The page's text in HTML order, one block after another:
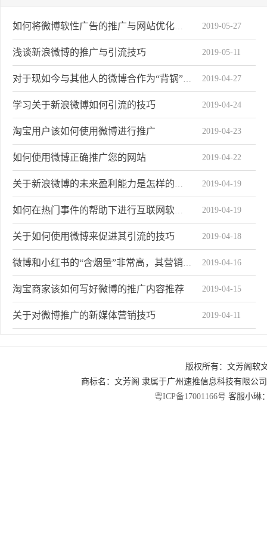
如何将微博软性广告的推广与网站优化关系 2019-05-27
浅谈新浪微博的推广与引流技巧 2019-05-11
对于现如今与其他人的微博合作为“背锅”状态 2019-04-27
学习关于新浪微博如何引流的技巧 2019-04-24
淘宝用户该如何使用微博进行推广 2019-04-23
如何使用微博正确推广您的网站 2019-04-22
关于新浪微博的未来盈利能力是怎样的趋势 2019-04-19
如何在热门事件的帮助下进行互联网软性广告营销 2019-04-19
关于如何使用微博来促进其引流的技巧 2019-04-18
微博和小红书的“含烟量”非常高，其营销目标是针对女性和青年。 2019-04-16
淘宝商家该如何写好微博的推广内容推荐 2019-04-15
关于对微博推广的新媒体营销技巧 2019-04-11
2019-04-08
为什么拥有QQ资源的腾讯微博输给了新浪微博 2019-04-07
版权所有：文芳阁软
商标名：文芳阁 隶属于广州速推信息科技有限公
粤ICP备17001166号 客服小琳